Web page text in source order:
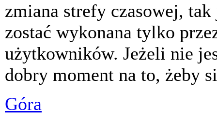
zmiana strefy czasowej,
zostać wykonana tylko
użytkowników. Jeżeli nie
dobry moment na to, żeby
Góra